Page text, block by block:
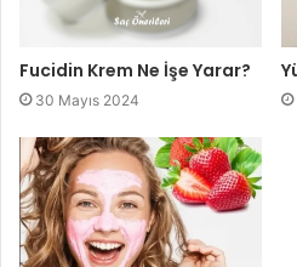
Fucidin Krem Ne İşe Yarar?
30 Mayıs 2024